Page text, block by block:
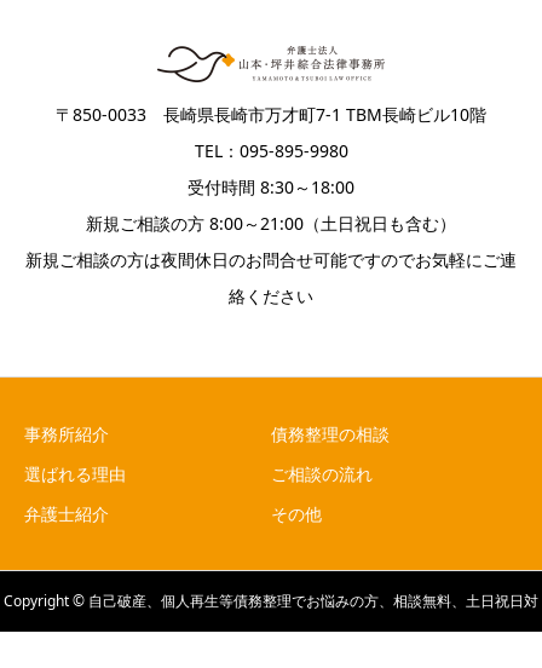
〒850-0033 長崎県長崎市万才町7-1 TBM長崎ビル10階
TEL：095-895-9980
受付時間 8:30～18:00
新規ご相談の方 8:00～21:00（土日祝日も含む）
新規ご相談の方は夜間休日のお問合せ可能ですのでお気軽にご連
絡ください
事務所紹介
債務整理の相談
選ばれる理由
ご相談の流れ
弁護士紹介
その他
Copyright © 自己破産、個人再生等債務整理でお悩みの方、相談無料、土日祝日対